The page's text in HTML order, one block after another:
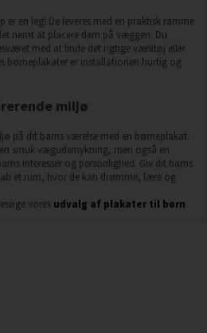
en leg! De leveres med en praktisk ramme
nemt at placere dem på væggen. Du
med at finde det rigtige værktøj eller
børneplakater er installationen hurtig og
miljø
på dit barns værelse med en børneplakat.
smuk vægudsmykning, men også en
interesser og personlighed. Giv dit barns
et rum, hvor de kan drømme, lære og
vores udvalg af plakater til børn.